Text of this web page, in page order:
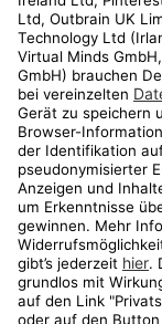
Kundenservice
Shop
Aktionen
Travel